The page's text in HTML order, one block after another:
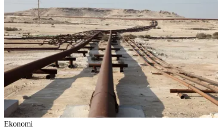
Ekonomi